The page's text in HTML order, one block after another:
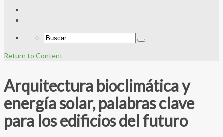
Return to Content
Arquitectura bioclimática y
energía solar, palabras clave
para los edificios del futuro